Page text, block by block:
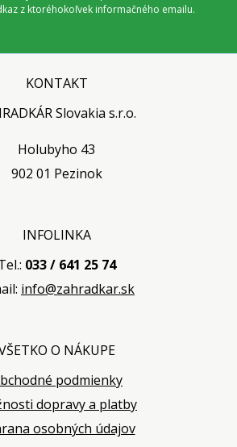
z ktoréhokoľvek informačného emailu.
KONTAKT
Slovakia s.r.o.
Holubyho 43
902 01 Pezinok
INFOLINKA
033 / 641 25 74
info@zahradkar.sk
O NÁKUPE
podmienky
dopravy a platby
osobných údajov